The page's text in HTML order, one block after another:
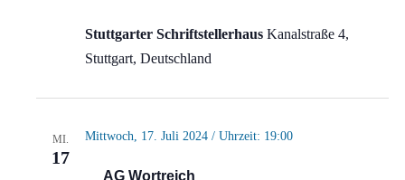
Stuttgarter Schriftstellerhaus Kanalstraße 4,
Stuttgart, Deutschland
MI.
17
AG Wortreich
Mittwoch, 17. Juli 2024 / Uhrzeit: 19:00